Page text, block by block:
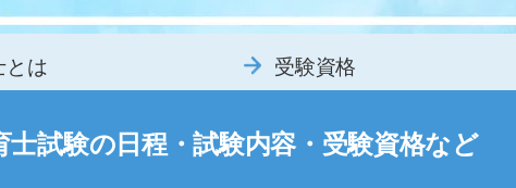
とは 受験資格
士試験の日程・試験内容・受験資格など